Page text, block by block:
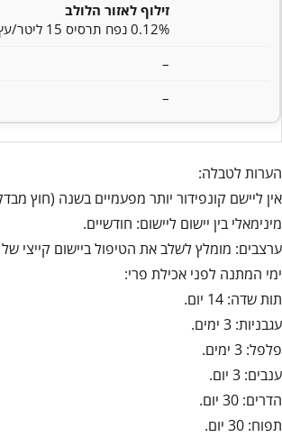
זילוף לאזור הלולב
0.12% נפח תרסיס 15 ליטר/עץ
–
–
הערות לטבלה:
אין ליישם קונפידור יותר מפעמיים בשנה (חוץ
מינימאלי בין יישום ליישום: חודשיים.
ערצבים: מומלץ לשלב את הטיפול ביישום קייצי
ימי המתנה לפני אכילת פרי:
תות שדה: 14 יום.
עגבניות: 3 ימים.
פלפל: 3 ימים.
ענבים: 3 יום.
הדרים: 30 יום.
תפוח: 30 יום.